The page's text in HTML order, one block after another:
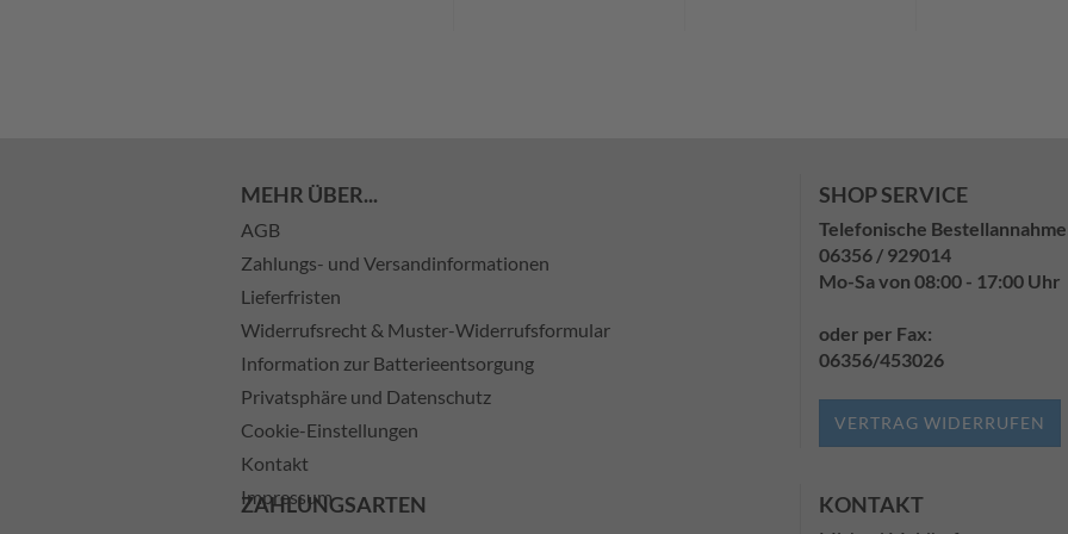
MEHR ÜBER...
AGB
Zahlungs- und Versandinformationen
Lieferfristen
Widerrufsrecht & Muster-Widerrufsformular
Information zur Batterieentsorgung
Privatsphäre und Datenschutz
Cookie-Einstellungen
Kontakt
Impressum
SHOP SERVICE
Telefonische
06356 / 929014
Mo-Sa von 08:00 - 17:00 Uhr
oder per Fax:
06356/453026
VERTRAG WIDERRUFEN
ZAHLUNGSARTEN KONTAKT